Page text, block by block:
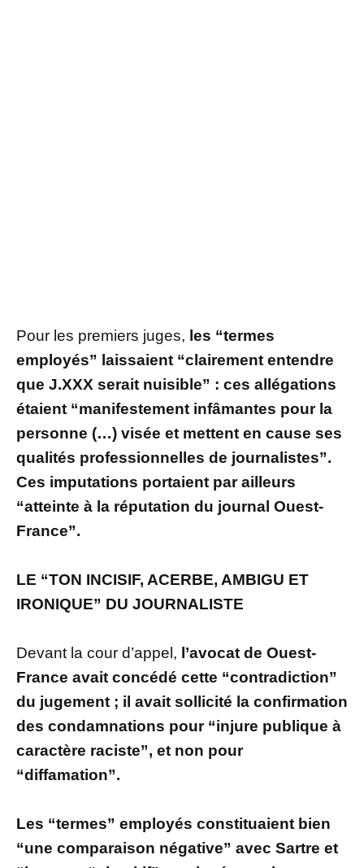
Pour les premiers juges, les “termes
employés” laissaient “clairement entendre
que J.XXX serait nuisible” : ces allégations
étaient “manifestement infâmantes pour la
personne (…) visée et mettent en cause ses
qualités professionnelles de journalistes”.
Ces imputations portaient par ailleurs
“atteinte à la réputation du journal Ouest-
France”.
LE “TON INCISIF, ACERBE, AMBIGU ET
IRONIQUE” DU JOURNALISTE
Devant la cour d’appel, l’avocat de Ouest-
France avait concédé cette “contradiction”
du jugement ; il avait sollicité la confirmation
des condamnations pour “injure publique à
caractère raciste”, et non pour
“diffamation”.
Les “termes” employés constituaient bien
“une comparaison négative” avec Sartre et